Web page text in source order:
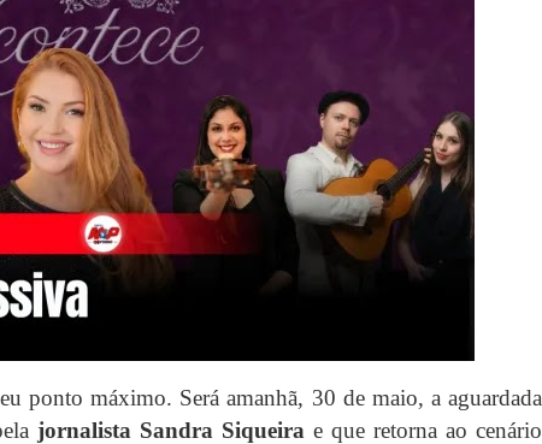
ponto máximo. Será amanhã, 30 de maio, a aguardada
jornalista Sandra Siqueira e que retorna ao cenário